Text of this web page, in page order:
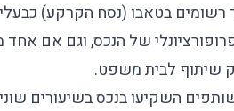
רשומים בטאבו (נסח הקרקע)
של הנכס, וגם אם
שיתוף לבית משפט.
השקיעו בנכס בשיעורים